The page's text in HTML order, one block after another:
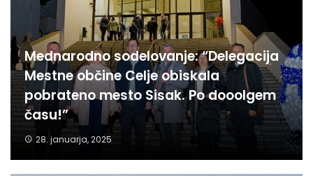
Mednarodno sodelovanje: “Delegacija
Mestne občine Celje obiskala
pobrateno mesto Sisak. Po dooolgem
času!”
28. januarja, 2025